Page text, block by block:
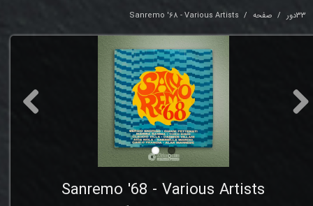
33دور صفحه Sanremo '68 - Various Artists
Sanremo '68 - Various Artists